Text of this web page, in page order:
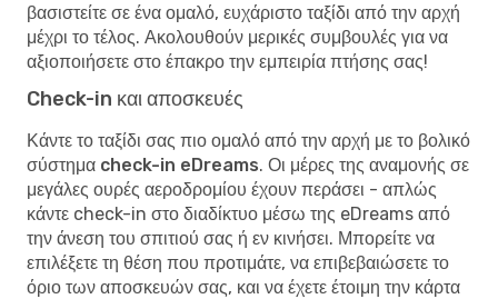
βασιστείτε σε ένα ομαλό, ευχάριστο ταξίδι από την αρχή
μέχρι το τέλος. Ακολουθούν μερικές συμβουλές για να
αξιοποιήσετε στο έπακρο την εμπειρία πτήσης σας!
Check-in και αποσκευές
Κάντε το ταξίδι σας πιο ομαλό από την αρχή με το βολικό
σύστημα check-in eDreams. Οι μέρες της αναμονής σε
μεγάλες ουρές αεροδρομίου έχουν περάσει - απλώς
κάντε check-in στο διαδίκτυο μέσω της eDreams από
την άνεση του σπιτιού σας ή εν κινήσει. Μπορείτε να
επιλέξετε τη θέση που προτιμάτε, να επιβεβαιώσετε το
όριο των αποσκευών σας, και να έχετε έτοιμη την κάρτα